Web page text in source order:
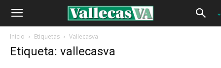
Inicio Etiquetas Vallecasva
Etiqueta: vallecasva